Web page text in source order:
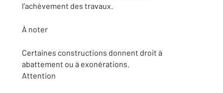
l’achèvement des travaux.
À noter
Certaines constructions donnent droit à
abattement ou à exonérations.
Attention